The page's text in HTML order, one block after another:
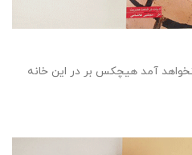
آمد هیچکس بر در این خانه